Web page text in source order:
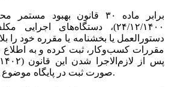
برابر ماده ۳۰ قانون بهبود
۲۴/۱۲/۱۴۰۰)، دستگاه‌های اجرایی
دستورالعمل یا بخشنامه یا مقرره خود را
مقررات کسب‌وکار، ثبت کرده و به
صورت ثبت در پایگاه موضوع این ماده، نافذ خواهند بود.